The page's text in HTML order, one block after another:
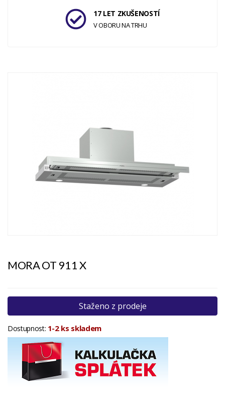
17 LET ZKUŠENOSTÍ
V OBORU NA TRHU
MORA OT 911 X
Staženo z prodeje
Dostupnost: 1-2 ks skladem